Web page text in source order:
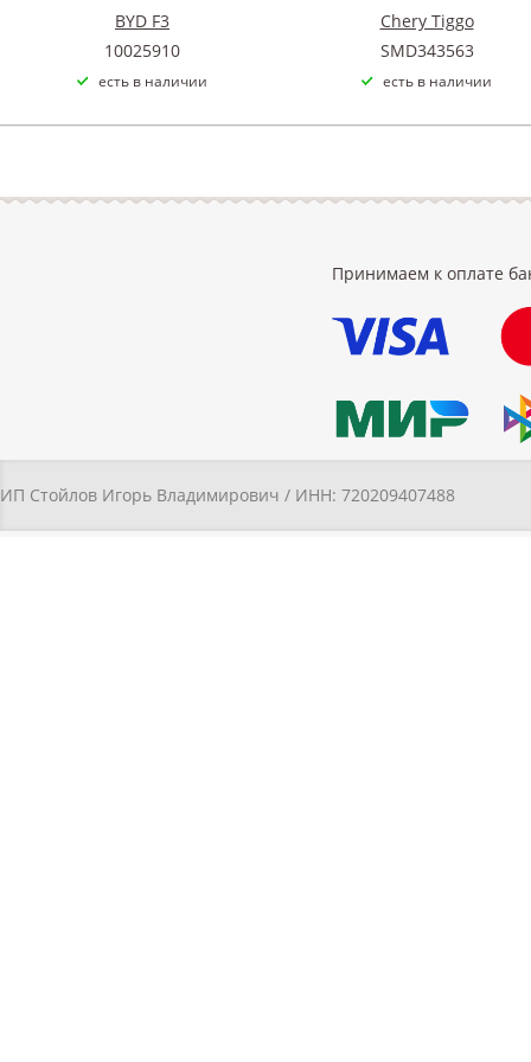
BYD F3
10025910
есть в наличии
Chery Tiggo
SMD343563
есть в наличии
Принимаем к оплате
ИП Стойлов Игорь Владимирович / ИНН: 720209407488